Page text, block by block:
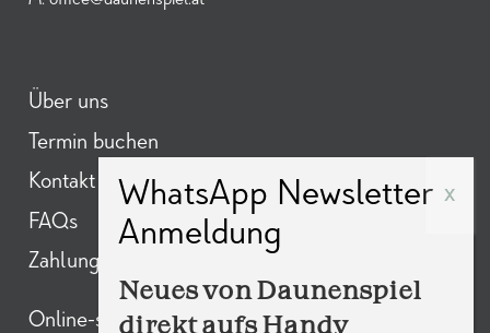
Über uns
Termin buchen
Kontakt
FAQs
Zahlungsarten
Online-shop
Neues von Daunenspiel
direkt aufs Handy